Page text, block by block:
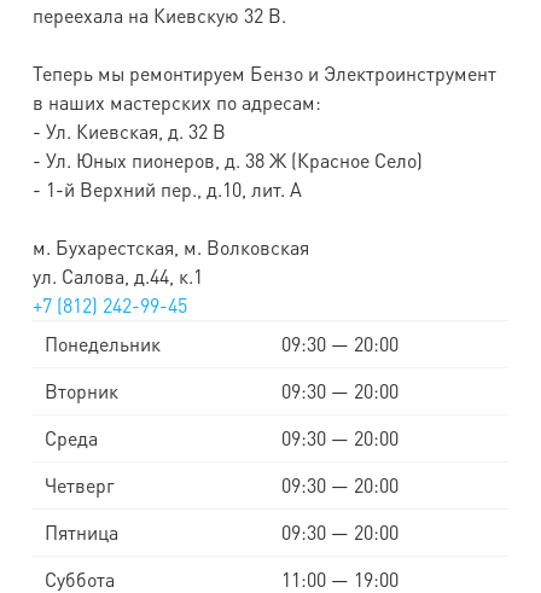
переехала на Киевскую 32 B.
Теперь мы ремонтируем Бензо и Электроинструмент
в наших мастерских по адресам:
- Ул. Киевская, д. 32 В
- Ул. Юных пионеров, д. 38 Ж (Красное Село)
- 1-й Верхний пер., д.10, лит. А
м. Бухарестская, м. Волковская
ул. Салова, д.44, к.1
+7 (812) 242-99-45
Понедельник
09:30 — 20:00
Вторник
09:30 — 20:00
Среда
09:30 — 20:00
Четверг
09:30 — 20:00
Пятница
09:30 — 20:00
Суббота
11:00 — 19:00